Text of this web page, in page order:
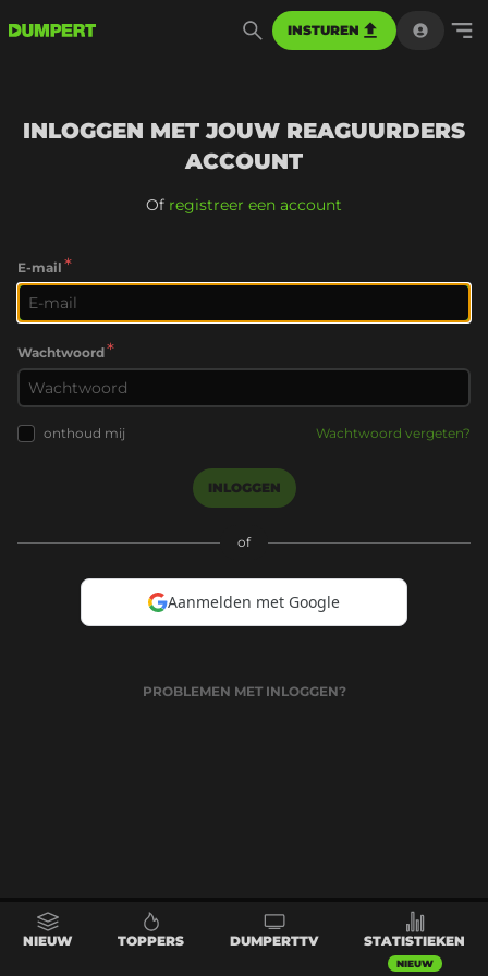
INSTUREN
INLOGGEN MET JOUW REAGUURDERS
ACCOUNT
Of registreer een account
E-mail *
Wachtwoord*
onthoud mij Wachtwoord vergeten?
INLOGGEN
of
Aanmelden met Google
PROBLEMEN MET INLOGGEN?
NIEUW TOPPERS DUMPERTTV STATISTIEKEN
NIEUW